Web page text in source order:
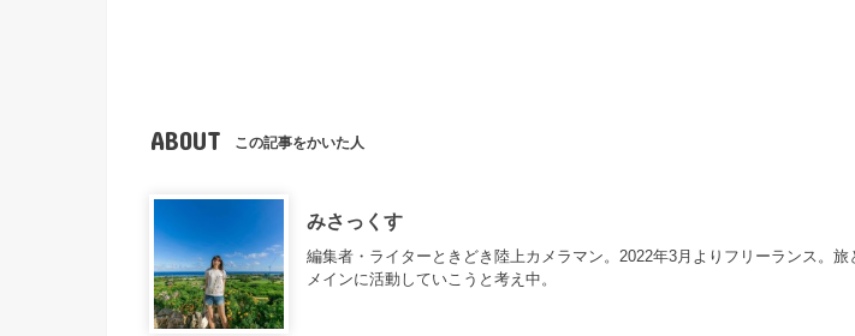
ABOUT この記事をかいた人
みさっくす
編集者・ライターときどき陸上カメラマン。2022年3月よりフリーランス。
メインに活動していこうと考え中。